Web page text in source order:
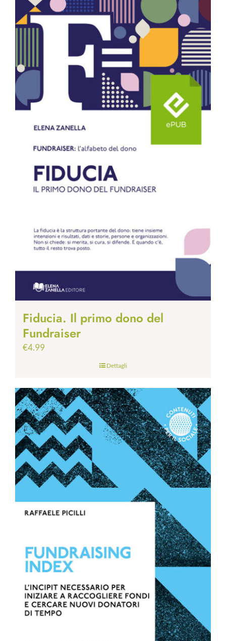
Fiducia. Il primo dono del
Fundraiser
€4.99
Dettagli